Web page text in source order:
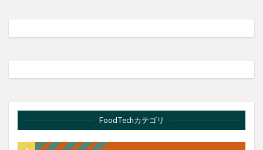
FoodTechカテゴリ